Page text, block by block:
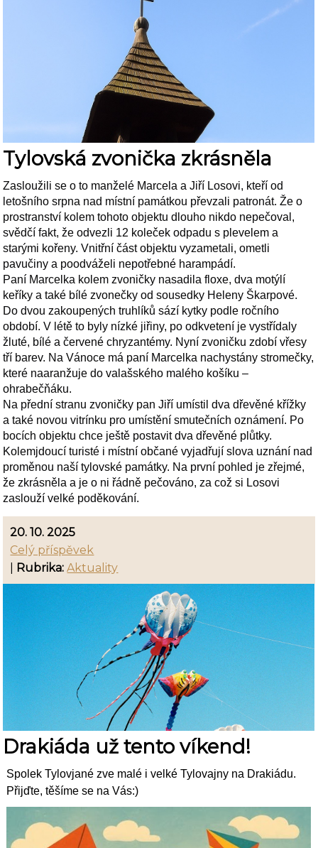
Tylovská zvonička zkrásněla
Zasloužili se o to manželé Marcela a Jiří Losovi, kteří od
letošního srpna nad místní památkou převzali patronát. Že o
prostranství kolemtohoto objektu dlouho nikdo nepečoval,
svědčí fakt, že odvezli 12 koleček odpadu s plevelem a
starými kořeny. Vnitřní část objektu vyzametali, ometli
pavučiny a poodváželi nepotřebné harampádí.
Paní Marcelka kolem zvoničky nasadila floxe, dva motýlí
keříky a také bílé zvonečky od sousedky Heleny Škarpové.
Do dvou zakoupených truhlíků sází kytky podle ročního
období. V létě to byly nízké jiřiny, po odkvetení je vystřídaly
žluté, bílé a červené chryzantémy. Nyní zvoničku zdobí vřesy
tří barev. Na Vánoce má paní Marcelka nachystány stromečky,
které naaranžuje do valašského malého košíku –
ohrabečňáku.
Na přední stranu zvoničky pan Jiří umístil dva dřevěné křížky
a také novou vitrínku pro umístění smutečních oznámení. Po
bocích objektu chce ještě postavit dva dřevěné plůtky.
Kolemjdoucí turisté i místní občané vyjadřují slova uznání nad
proměnou naší tylovské památky. Na první pohled je zřejmé,
že zkrásněla a je o ni řádně pečováno, za což si Losovi
zaslouží velké poděkování.
20. 10. 2025
Celý příspěvek
Rubrika: Aktuality
Drakiáda už tento víkend!
Spolek Tylovjané zve malé i velké Tylovajny na Drakiádu.
Přijďte, těšíme se na Vás:)